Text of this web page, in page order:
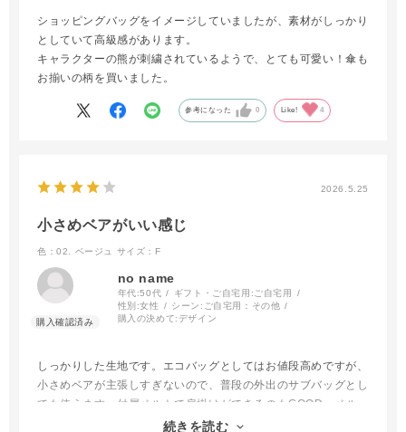
ショッピングバッグをイメージしていましたが、素材がしっかり
としていて高級感があります。
キャラクターの熊が刺繍されているようで、とても可愛い！傘も
お揃いの柄を買いました。
参考になった 0 Like! 4
2026.5.25
小さめベアがいい感じ
色：02. ベージュ サイズ：F
no name
年代:50代 ギフト・ご自宅用:ご自宅用
性別:女性 シーン: ご自宅用：その他
購入の決めて: デザイン
しっかりした生地です。エコバッグとしてはお値段高めですが、
小さめベアが主張しすぎないので、普段の外出のサブバッグとし
ても使えます。付属ベルトで肩掛けができるのもGOOD。ベル
トが少々重くて長めなので、星マイナス1にしましたが、おしゃ
続きを読む